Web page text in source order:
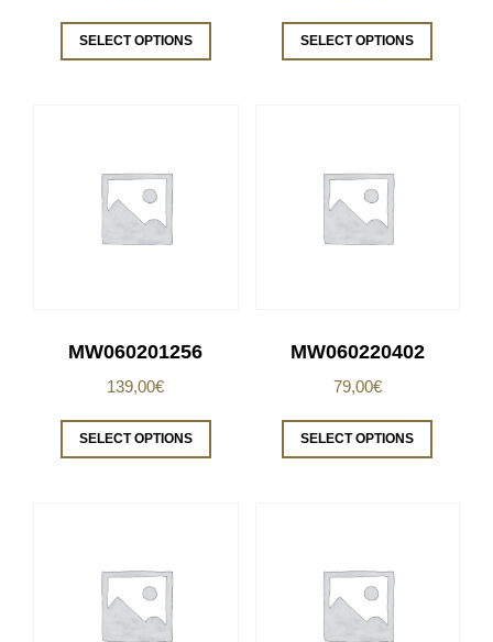
SELECT OPTIONS SELECT OPTIONS
MW060201256
139,00€
SELECT OPTIONS
MW060220402
79,00€
SELECT OPTIONS